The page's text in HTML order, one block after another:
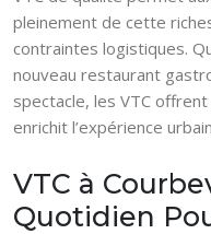
pleinement de cette
contraintes logistiques.
nouveau restaurant
spectacle, les VTC
enrichit l’expérience
VTC à
Quotidien